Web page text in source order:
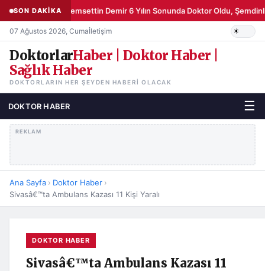
SON DAKİKA Şemsettin Demir 6 Yılın Sonunda Doktor Oldu,
07 Ağustos 2026, Cumaİletişim
DoktorlarHaber | Doktor Haber |
Sağlık Haber
DOKTORLARIN HER ŞEYDEN HABERI OLACAK
DOKTOR HABER ☰
REKLAM
Ana Sayfa › Doktor Haber ›
Sivasâ€™ta Ambulans Kazası 11 Kişi Yaralı
DOKTOR HABER
Sivasâ€™ta Ambulans Kazası 11